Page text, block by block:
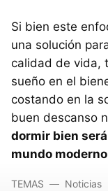
Si bien este
una solución
calidad de vida,
sueño en el
costando en la
buen descanso
dormir bien
mundo moderno
TEMAS Noticias